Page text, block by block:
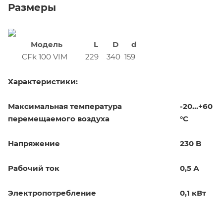
Размеры
Модель L D
d
CFk 100 VIM 229 340 159
Характеристики:
Максимальная температура
перемещаемого воздуха
-20…+60
°C
Напряжение 230 B
Рабочий ток 0,5 А
Электропотребление 0,1 кВт